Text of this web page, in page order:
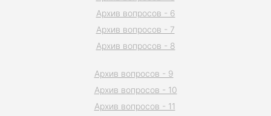
Архив вопросов - 6
Архив вопросов - 7
Архив вопросов - 8
Архив вопросов - 9
Архив вопросов - 10
Архив вопросов - 11